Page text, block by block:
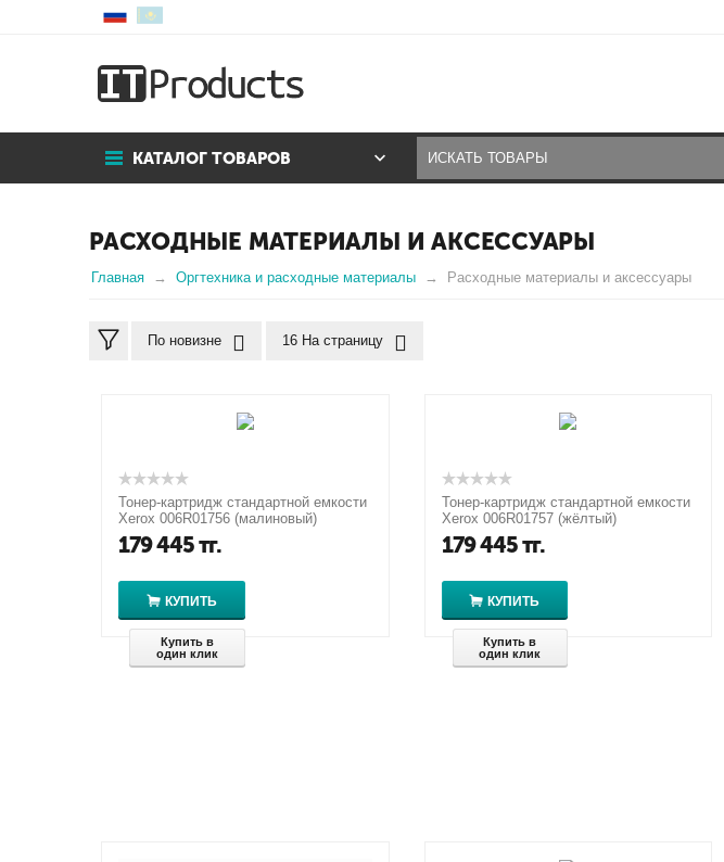
КАТАЛОГ ТОВАРОВ
РАСХОДНЫЕ МАТЕРИАЛЫ И АКСЕССУАРЫ
Главная Оргтехника и расходные материалы Расходные материалы и аксессуары
По новизне 16 На страницу
Тонер-картридж стандартной емкости
Xerox 006R01756 (малиновый)
179 445тг.
КУПИТЬ
Купить в
один клик
Тонер-картридж стандартной емкости
Xerox 006R01757 (жёлтый)
179 445тг.
КУПИТЬ
Купить в
один клик